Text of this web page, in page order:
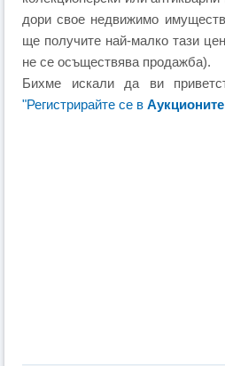
дори свое недвижимо
ще получите най-малко тази
не се осъществява продажба).
Бихме искали да ви
"Регистрирайте се в